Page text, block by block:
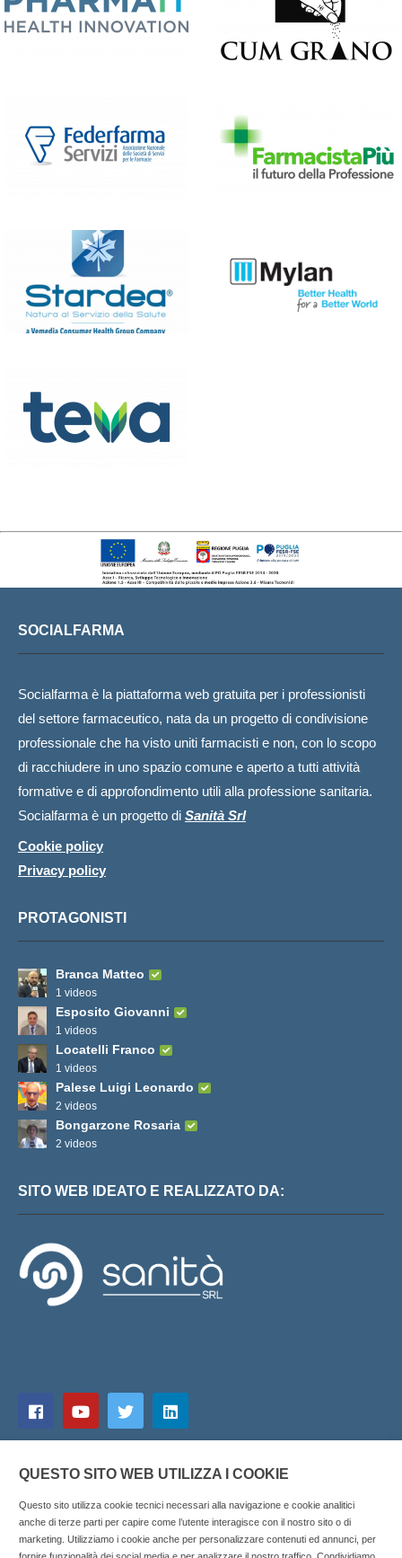
SOCIALFARMA
Socialfarma è la piattaforma web gratuita per i professionisti
del settore farmaceutico, nata da un progetto di condivisione
professionale che ha visto uniti farmacisti e non, con lo scopo
di racchiudere in uno spazio comune e aperto a tutti attività
formative e di approfondimento utili alla professione sanitaria.
Socialfarma è un progetto di Sanità Srl
Cookie policy
Privacy policy
PROTAGONISTI
Branca Matteo
1 videos
Esposito Giovanni
1 videos
Locatelli Franco
1 videos
Palese Luigi Leonardo
2 videos
Bongarzone Rosaria
2 videos
SITO WEB IDEATO E REALIZZATO DA:
QUESTO SITO WEB UTILIZZA I COOKIE
Questo sito utilizza cookie tecnici necessari alla navigazione e cookie analitici
anche di terze parti per capire come l’utente interagisce con il nostro sito o di
marketing. Utilizziamo i cookie anche per personalizzare contenuti ed annunci, per